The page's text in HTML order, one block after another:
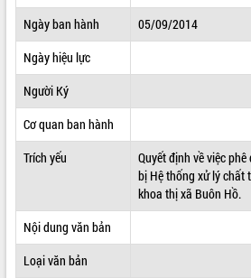
SỞ, BAN, NGÀNH
THÔNG TIN CHỈ ĐẠO ĐIỀU HÀNH
HỆ THỐNG VĂN BẢN
VĂN BẢN HĐND TỈNH
QUY HOẠCH - KẾ HOẠCH
Ngày ban hành
05/09/2014
Ngày hiệu lực
Người Ký
Cơ quan ban hành
Trích yếu
Quyết định về việc
bị Hệ thống xử lý chất
khoa thị xã Buôn Hồ.
Nội dung văn bản
Loại văn bản